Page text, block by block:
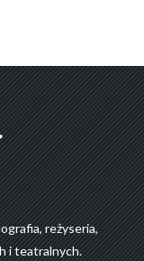
reżyseria,
i teatralnych.